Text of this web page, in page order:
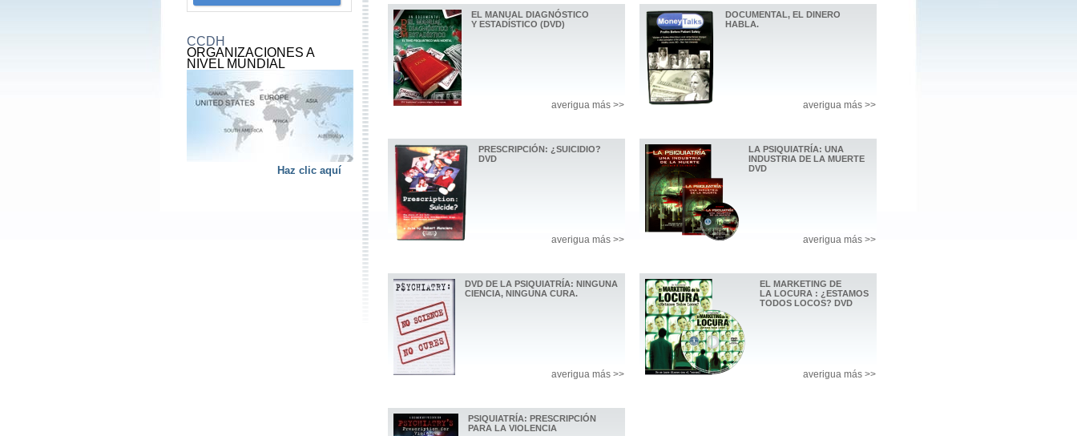
CCDH
ORGANIZACIONES A
NIVEL MUNDIAL
Haz clic aquí
EL MANUAL DIAGNÓSTICO
Y ESTADÍSTICO (DVD)
averigua más >>
DOCUMENTAL, EL DINERO
HABLA.
averigua más >>
PRESCRIPCIÓN: ¿SUICIDIO?
DVD
averigua más >>
LA PSIQUIATRÍA: UNA
INDUSTRIA DE LA MUERTE
DVD
averigua más >>
DVD DE LA PSIQUIATRÍA: NINGUNA
CIENCIA, NINGUNA CURA.
averigua más >>
EL MARKETING DE
LA LOCURA : ¿ESTAMOS
TODOS LOCOS? DVD
averigua más >>
PSIQUIATRÍA: PRESCRIPCIÓN
PARA LA VIOLENCIA